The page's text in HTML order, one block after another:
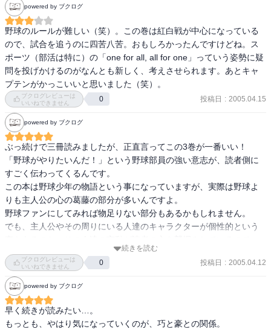
powered by ブクログ
野球のルールが難しい（笑）。この巻は紅白戦が中心になっている
ので、試合を追うのに四苦八苦。おもしろかったんですけどね。ス
ポーツ（部活は特に）の「one for all, all for one」っていう姿勢に疑
問を投げかけるのがなんとも新しく、考えさせられます。あとキャ
プテンがかっこいいと思いました（笑）。
ブクログレビューは
いいねできません
0 投稿日 : 2005.04.15
powered by ブクログ
ぶっ続けで三冊読みましたが、正直言ってこの3巻が一番いい！
「野球がやりたいんだ！」という野球部員の強い意志が、読者側に
すごく伝わってくるんです。
この本は野球少年の物語という事になっていますが、実際は野球よ
りも主人公の心の葛藤の部分が多いんですよ。
野球ファンにしてみれば物足りない部分もあるかもしれません。
でも、主人公やその周りにいる人達のキャラクターが個性的という
す。
続きを読む
ブクログレビューは
いいねできません
0 投稿日 : 2005.04.12
powered by ブクログ
早く続きが読みたい…。
もっとも、やはり気になっていくのが、巧と豪との関係。